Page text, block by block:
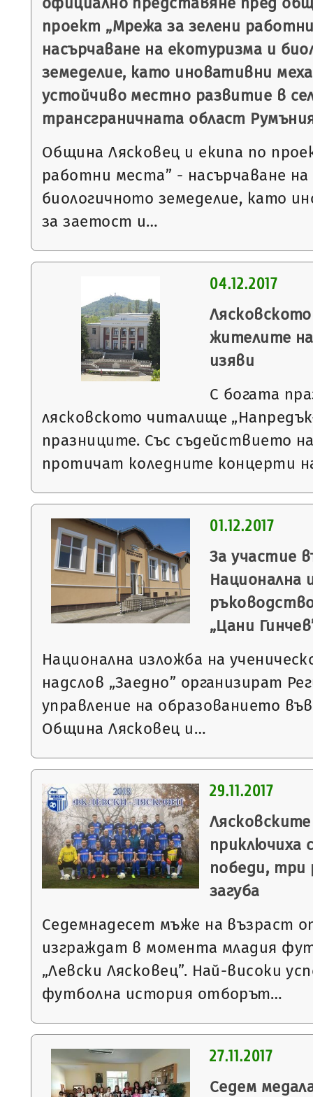
проект „Мрежа за зелени
насърчаване на екотуризма и
земеделие, като иновативни
устойчиво местно развитие в
трансграничната област
Община Лясковец и екипа по
работни места” - насърчаване
биологичното земеделие, като
за заетост и…
04.12.2017
жителите
изяви
С богата
лясковското читалище
празниците. Със съдействието
протичат коледните концерти
01.12.2017
За участие
Национална
„Цани
Национална изложба на
надслов „Заедно” организират
управление на образованието
Община Лясковец и…
29.11.2017
приключиха
победи, три
загуба
Седемнадесет мъже на възраст
изграждат в момента младия
„Левски Лясковец”. Най-високи
футболна история отборът…
27.11.2017
Седем